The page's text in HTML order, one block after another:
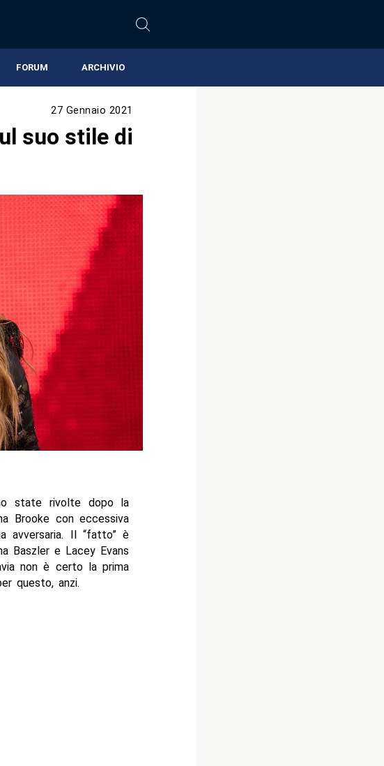
FORUM ARCHIVIO
27 Gennaio 2021
suo stile di
state rivolte dopo la
Brooke con eccessiva
avversaria. Il “fatto” è
Baszler e Lacey Evans
non è certo la prima
questo, anzi.